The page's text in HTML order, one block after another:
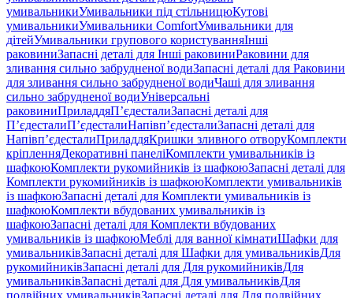
умивальникиУмивальники під стільницюКутові
умивальникиУмивальники ComfortУмивальники для
дітейУмивальники групового користуванняІнші
раковиниЗапасні деталі для Інші раковиниРаковини для
зливання сильно забрудненої водиЗапасні деталі для Раковини
для зливання сильно забрудненої водиЧаші для зливання
сильно забрудненої водиУніверсальні
раковиниПриладдяП’єдесталиЗапасні деталі для
П’єдесталиП’єдесталиНапівп’єдесталиЗапасні деталі для
Напівп’єдесталиПриладдяКришки зливного отворуКомплекти
кріпленняДекоративні панеліКомплекти умивальників із
шафкоюКомплекти рукомийників із шафкоюЗапасні деталі для
Комплекти рукомийників із шафкоюКомплекти умивальників
із шафкоюЗапасні деталі для Комплекти умивальників із
шафкоюКомплекти вбудованих умивальників із
шафкоюЗапасні деталі для Комплекти вбудованих
умивальників із шафкоюМеблі для ванної кімнатиШафки для
умивальниківЗапасні деталі для Шафки для умивальниківДля
рукомийниківЗапасні деталі для Для рукомийниківДля
умивальниківЗапасні деталі для Для умивальниківДля
подвійних умивальниківЗапасні деталі для Для подвійних